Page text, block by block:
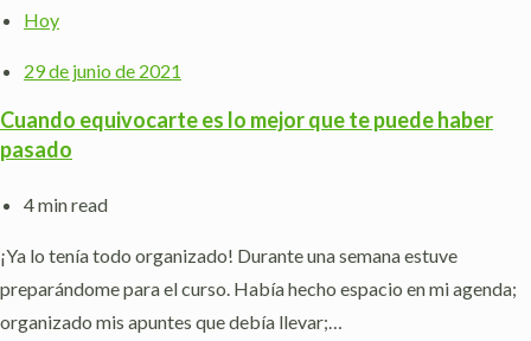
Hoy
29 de junio de 2021
Cuando equivocarte es lo mejor que te puede haber
pasado
4 min read
¡Ya lo tenía todo organizado! Durante una semana estuve
preparándome para el curso. Había hecho espacio en mi agenda;
organizado mis apuntes que debía llevar;…